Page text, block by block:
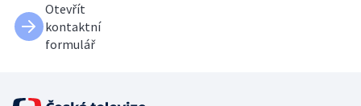
Otevřít
kontaktní
formulář